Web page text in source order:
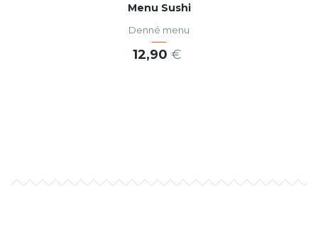
Menu Sushi
Denné menu
12,90 €